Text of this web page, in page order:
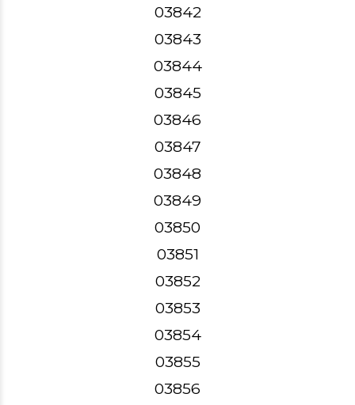
03842
03843
03844
03845
03846
03847
03848
03849
03850
03851
03852
03853
03854
03855
03856